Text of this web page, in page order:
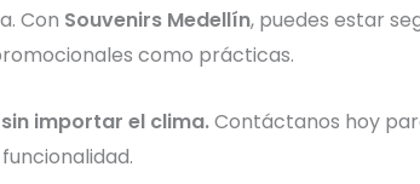
Con Souvenirs Medellín, puedes estar
como prácticas.
importar el clima.Contáctanos hoy